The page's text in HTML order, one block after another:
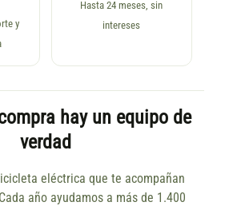
y
Hasta 24 meses, sin
intereses
hay un equipo de
verdad
eléctrica que te acompañan
año ayudamos a más de 1.400